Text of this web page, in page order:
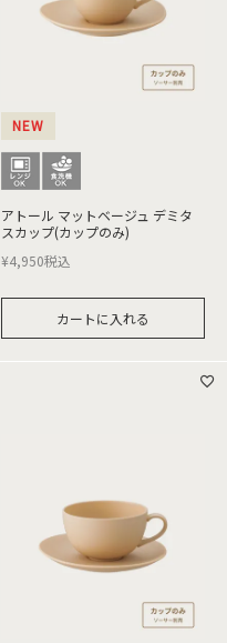
NEW
アトール マットベージュ デミタ
スカップ(カップのみ)
¥4,950税込
カートに入れる